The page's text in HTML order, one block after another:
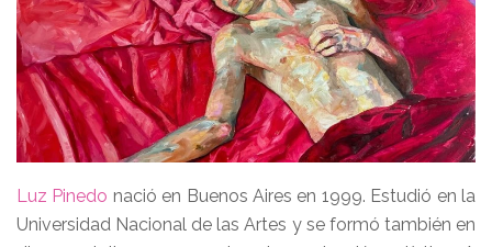
Luz Pinedo nació en Buenos Aires en 1999. Estudió en la
Universidad Nacional de las Artes y se formó también en